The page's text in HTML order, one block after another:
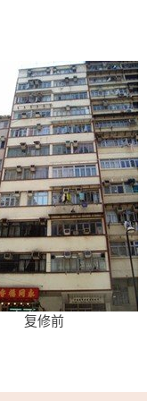
复修前